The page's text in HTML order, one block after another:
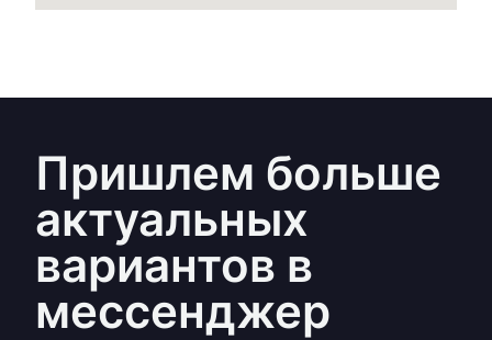
Пришлем больше
актуальных
вариантов в
мессенджер